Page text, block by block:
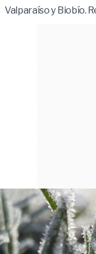
Valparaíso y Biobío.